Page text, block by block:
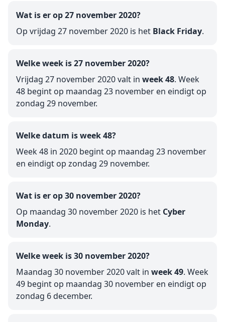
Wat is er op 27 november 2020?
Op vrijdag 27 november 2020 is het Black Friday.
Welke week is 27 november 2020?
Vrijdag 27 november 2020 valt in week 48. Week
48 begint op maandag 23 november en eindigt op
zondag 29 november.
Welke datum is week 48?
Week 48 in 2020 begint op maandag 23 november
en eindigt op zondag 29 november.
Wat is er op 30 november 2020?
Op maandag 30 november 2020 is het Cyber
Monday.
Welke week is 30 november 2020?
Maandag 30 november 2020 valt in week 49. Week
49 begint op maandag 30 november en eindigt op
zondag 6 december.